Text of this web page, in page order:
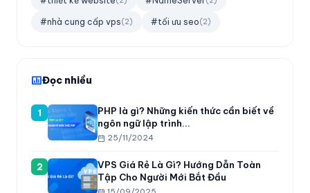
#nhà cung cấp vps(2) #tối ưu seo(2)
Đọc nhiều
1
PHP là gì? Những kiến thức cần biết về
ngôn ngữ lập trình...
25/11/2024
2
VPS Giá Rẻ Là Gì? Hướng Dẫn Toàn
Tập Cho Người Mới Bắt Đầu